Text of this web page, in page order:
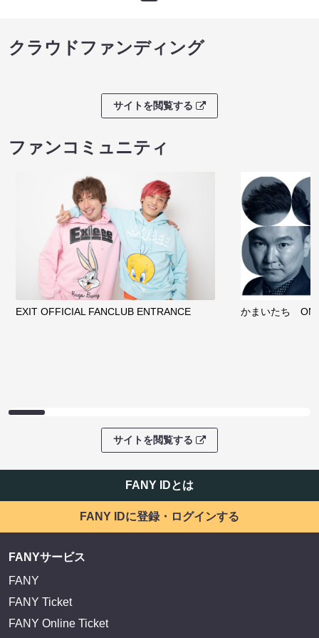
クラウドファンディング
サイトを閲覧する
ファンコミュニティ
EXIT OFFICIAL FANCLUB ENTRANCE かまいたち
サイトを閲覧する
FANY IDとは
FANY IDに登録・ログインする
FANYサービス
FANY
FANY Ticket
FANY Online Ticket